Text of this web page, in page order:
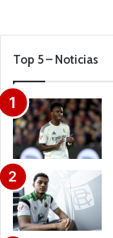
Top 5 – Noticias